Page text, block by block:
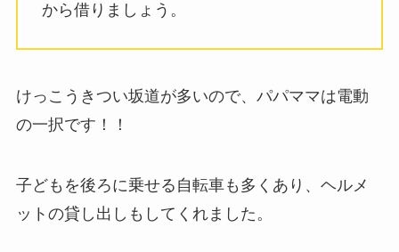
から借りましょう。
けっこうきつい坂道が多いので、パパママは電動
の一択です！！
子どもを後ろに乗せる自転車も多くあり、ヘルメ
ットの貸し出しもしてくれました。